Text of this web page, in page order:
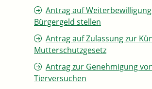
Antrag auf
Bürgergeld stellen
Antrag auf Zulassung zur
Mutterschutzgesetz
Antrag zur Genehmigung
Tierversuchen